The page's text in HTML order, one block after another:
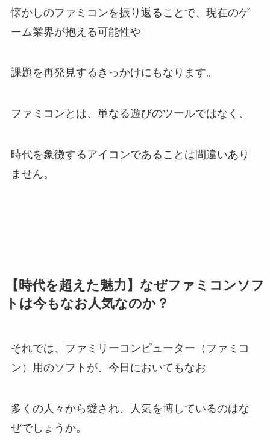
懐かしのファミコンを振り返ることで、現在のゲ
ーム業界が抱える可能性や
課題を再発見するきっかけにもなります。
ファミコンとは、単なる遊びのツールではなく、
時代を象徴するアイコンであることは間違いあり
ません。
【時代を超えた魅力】なぜファミコンソフ
トは今もなお人気なのか？
それでは、ファミリーコンピューター（ファミコ
ン）用のソフトが、今日においてもなお
多くの人々から愛され、人気を博しているのはな
ぜでしょうか。